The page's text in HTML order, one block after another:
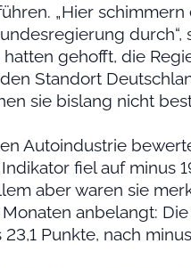
„Hier
gehofft, die
Standort
sie bislang nicht
Autoindustrie
fiel auf minus
aber waren sie
anbelangt:
Punkte, nach